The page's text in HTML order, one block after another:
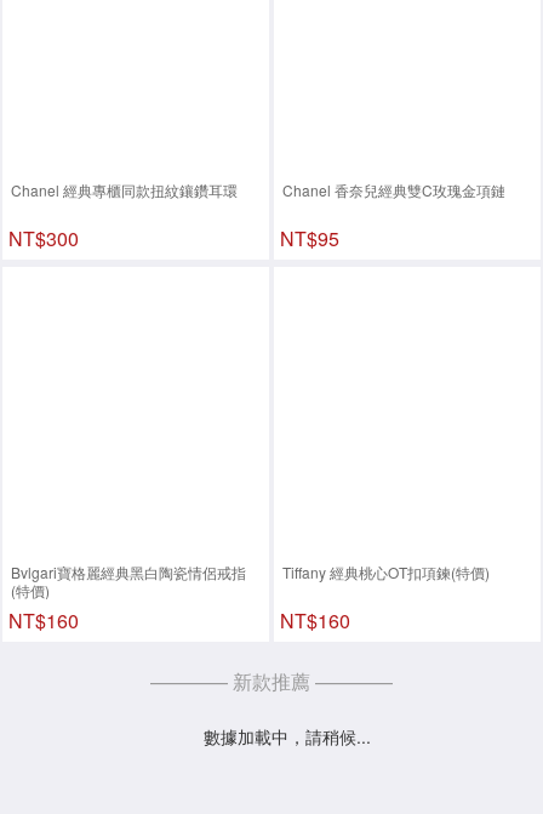
Chanel 經典專櫃同款扭紋鑲鑽耳環
NT$300
Chanel 香奈兒經典雙C玫瑰金項鏈
NT$95
Bvlgari寶格麗經典黑白陶瓷情侶戒指
(特價)
NT$160
Tiffany 經典桃心OT扣項鍊(特價)
NT$160
———— 新款推薦 ————
數據加載中，請稍候...